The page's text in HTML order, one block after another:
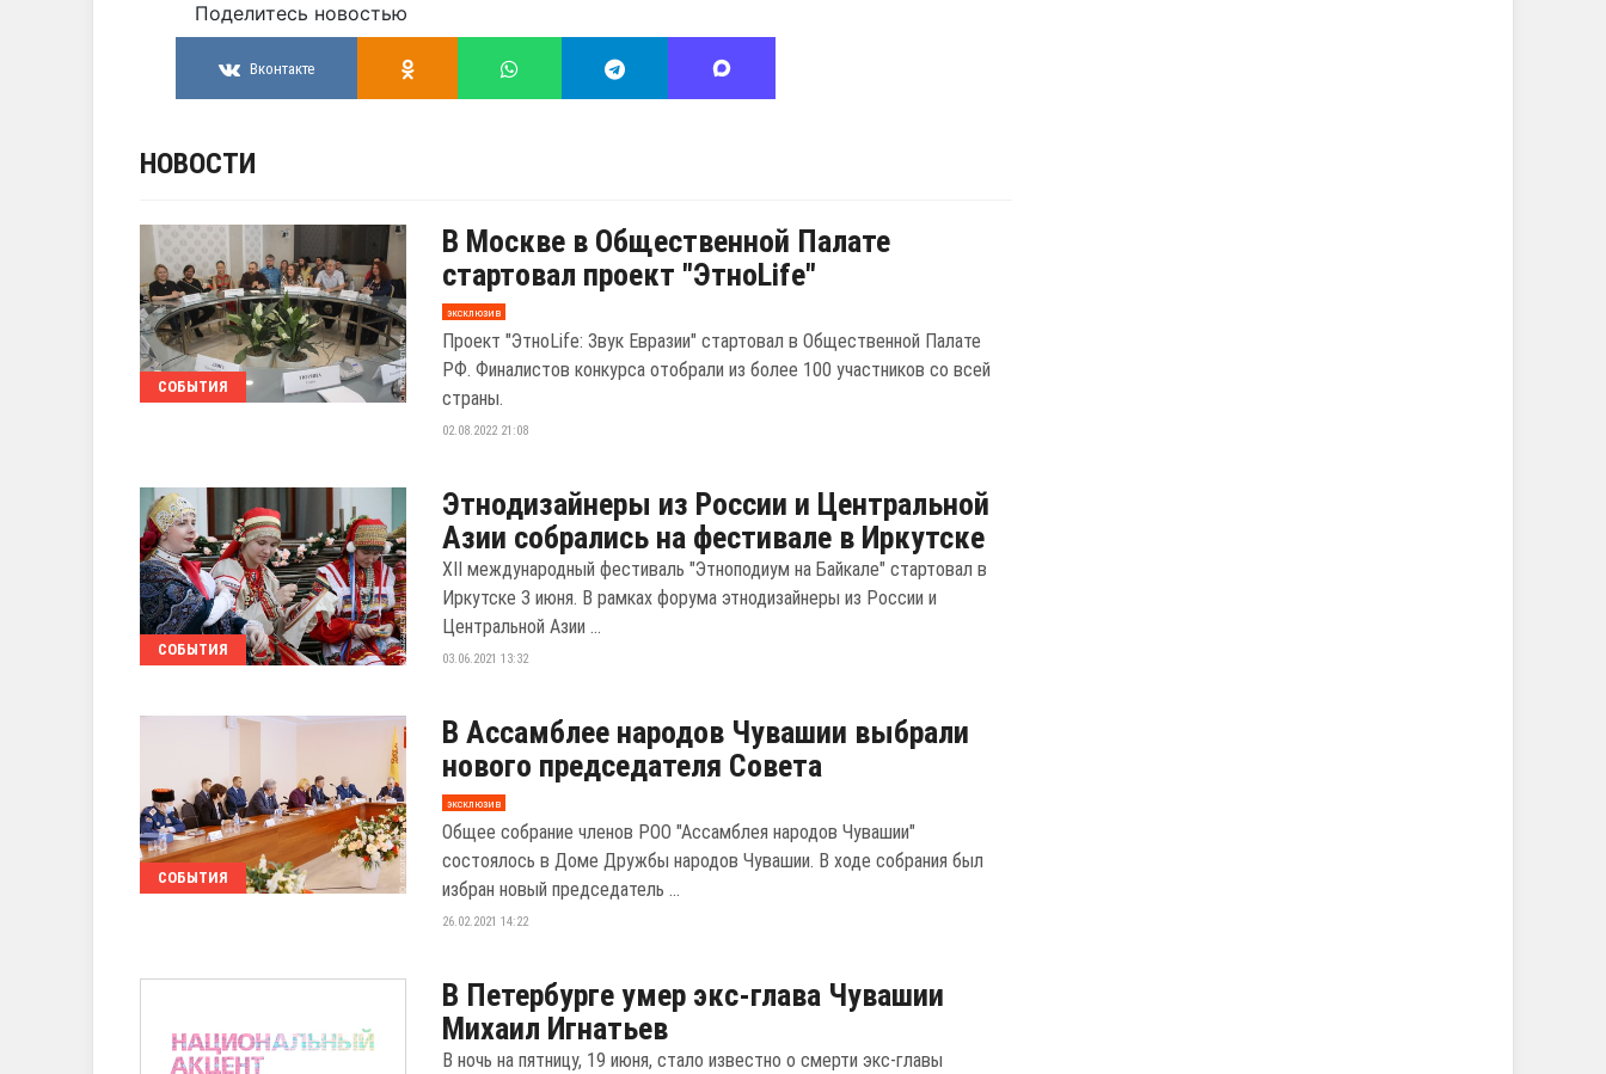
Поделитесь новостью
Вконтакте
НОВОСТИ
СОБЫТИЯ
В Москве в Общественной Палате
стартовал проект "ЭтноLife"
эксклюзив
Проект "ЭтноLife: Звук Евразии" стартовал в Общественной Палате
РФ. Финалистов конкурса отобрали из более 100 участников со всей
страны.
02.08.2022 21:08
СОБЫТИЯ
Этнодизайнеры из России и Центральной
Азии собрались на фестивале в Иркутске
XII международный фестиваль "Этноподиум на Байкале" стартовал в
Иркутске 3 июня. В рамках форума этнодизайнеры из России и
Центральной Азии ...
03.06.2021 13:32
СОБЫТИЯ
В Ассамблее народов Чувашии выбрали
нового председателя Совета
эксклюзив
Общее собрание членов РОО "Ассамблея народов Чувашии"
состоялось в Доме Дружбы народов Чувашии. В ходе собрания был
избран новый председатель ...
26.02.2021 14:22
В Петербурге умер экс-глава Чувашии
Михаил Игнатьев
В ночь на пятницу, 19 июня, стало известно о смерти экс-главы